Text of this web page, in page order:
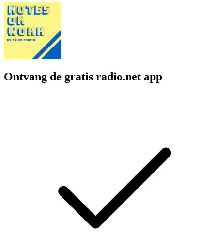
Ontvang de gratis radio.net app